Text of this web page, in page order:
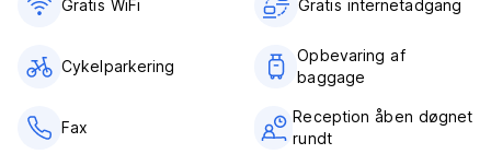
Gratis WiFi Gratis internetadgang
Cykelparkering
Opbevaring af
baggage
Fax
Reception åben døgnet
rundt